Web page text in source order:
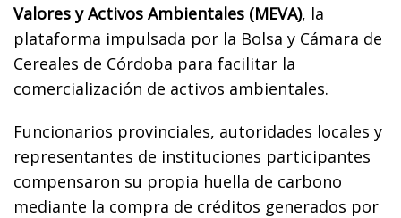
Valores y Activos Ambientales (MEVA), la
plataforma impulsada por la Bolsa y Cámara de
Cereales de Córdoba para facilitar la
comercialización de activos ambientales.
Funcionarios provinciales, autoridades locales y
representantes de instituciones participantes
compensaron su propia huella de carbono
mediante la compra de créditos generados por